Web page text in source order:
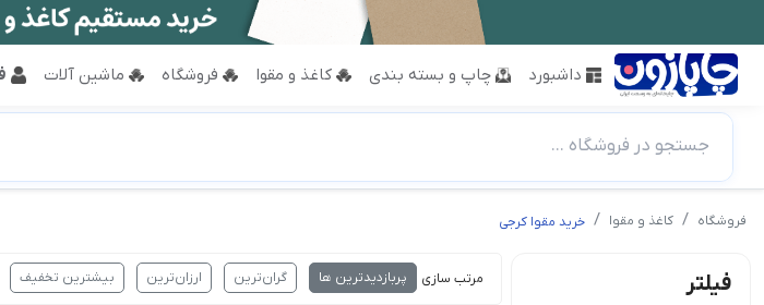
داشبورد چاپ و بسته بندی کاغذ و مقوا فروشگاه ماشین آلات
جستجو در فروشگاه ...
فروشگاه کاغذ و مقوا خرید مقوا کرجی
فیلتر مرتب سازی : پربازدیدترین ها گران‌ترین ارزان‌ترین بیشترین تخفیف